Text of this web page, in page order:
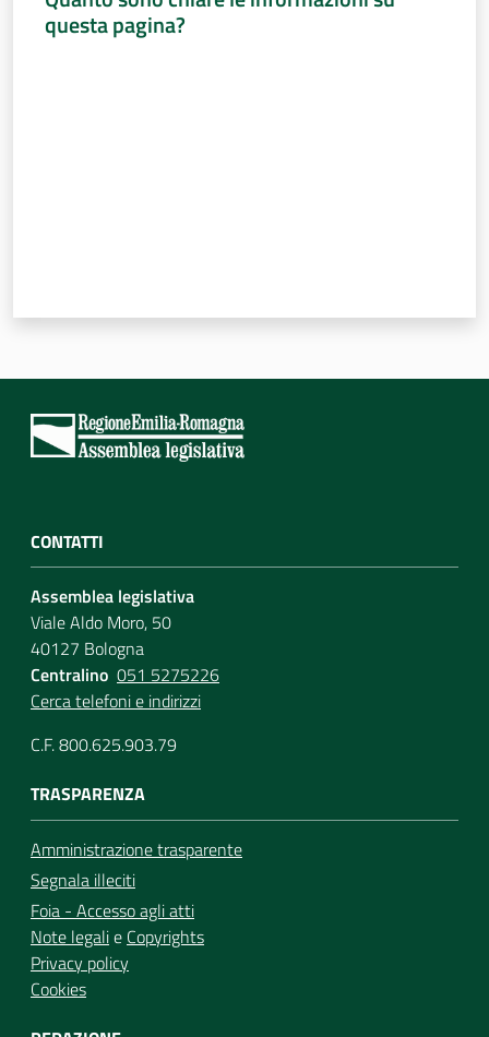
questa pagina?
CONTATTI
Assemblea legislativa
Viale Aldo Moro, 50
40127 Bologna
Centralino 051 5275226
Cerca telefoni e indirizzi
C.F. 800.625.903.79
TRASPARENZA
Amministrazione trasparente
Segnala illeciti
Foia - Accesso agli atti
Note legalie Copyrights
Privacy policy
Cookies